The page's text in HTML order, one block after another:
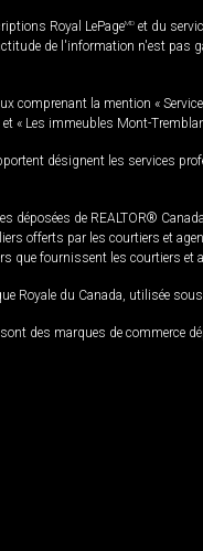
Royal LePageMD et du
de l'information n'est pas
comprenant la mention «
et « Les immeubles Mont-
désignent les services
déposées de REALTOR®
offerts par les courtiers et
que fournissent les courtiers et
Royale du Canada, utilisée
sont des marques de commerce